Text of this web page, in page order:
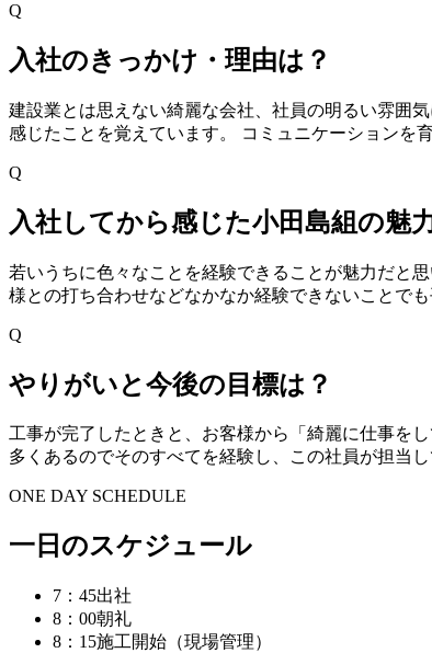
Q
入社のきっかけ・理由は？
建設業とは思えない綺麗な会社、社員の明るい雰囲
感じたことを覚えています。 コミュニケーションを
Q
入社してから感じた小田島組の魅
若いうちに色々なことを経験できることが魅力だと
様との打ち合わせなどなかなか経験できないことで
Q
やりがいと今後の目標は？
工事が完了したときと、お客様から「綺麗に仕事を
多くあるのでそのすべてを経験し、この社員が担当
ONE DAY SCHEDULE
一日のスケジュール
7：45出社
8：00朝礼
8：15施工開始（現場管理）